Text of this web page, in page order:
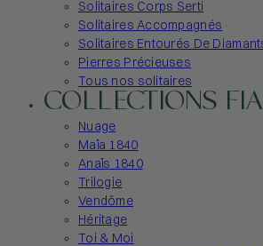
Solitaires Corps Serti
Solitaires Accompagnés
Solitaires Entourés De
Pierres Précieuses
Tous nos solitaires
COLLECTIONS
Nuage
Maïa 1840
Anaïs 1840
Trilogie
Vendôme
Héritage
Toi & Moi